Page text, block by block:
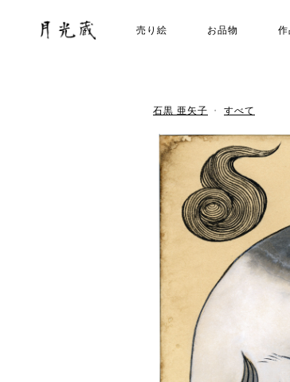
売り絵 お品物 作
石黒 亜矢子 すべて